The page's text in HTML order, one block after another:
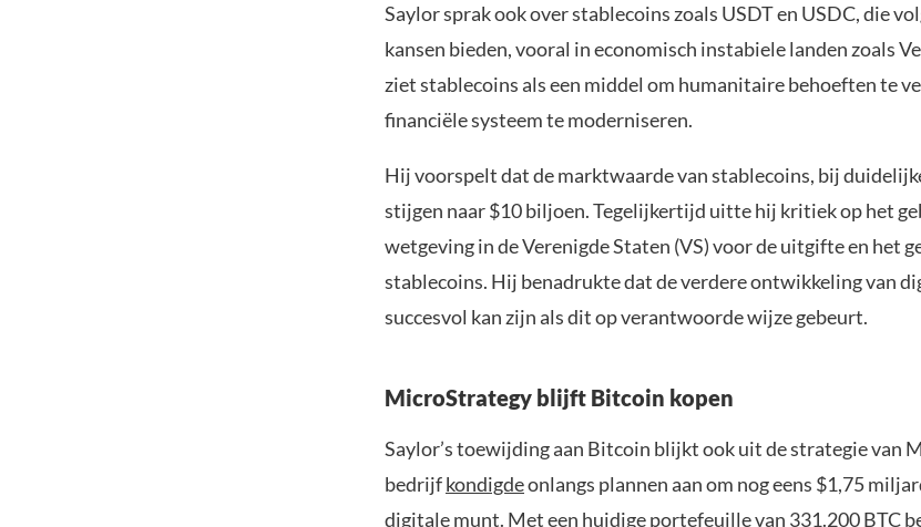
Saylor sprak ook over stablecoins zoals USDT en USDC, die
kansen bieden, vooral in economisch instabiele landen zoals
ziet stablecoins als een middel om humanitaire behoeften te
financiële systeem te moderniseren.
Hij voorspelt dat de marktwaarde van stablecoins, bij
stijgen naar $10 biljoen. Tegelijkertijd uitte hij kritiek op het
wetgeving in de Verenigde Staten (VS) voor de uitgifte en het
stablecoins. Hij benadrukte dat de verdere ontwikkeling van
succesvol kan zijn als dit op verantwoorde wijze gebeurt.
MicroStrategy blijft Bitcoin kopen
Saylor’s toewijding aan Bitcoin blijkt ook uit de strategie van
bedrijfkondigdeonlangs plannen aan om nog eens $1,75
digitale munt. Met een huidige portefeuille van 331.200 BTC